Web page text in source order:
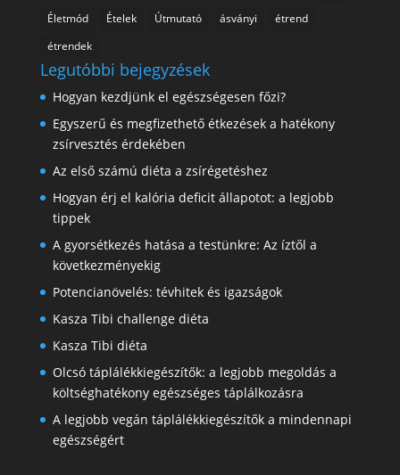
Életmód
Ételek Útmutató ásványi
étrend
étrendek
Legutóbbi bejegyzések
Hogyan kezdjünk el egészségesen főzi?
Egyszerű és megfizethető étkezések a hatékony
zsírvesztés érdekében
Az első számú diéta a zsírégetéshez
Hogyan érj el kalória deficit állapotot: a legjobb
tippek
A gyorsétkezés hatása a testünkre: Az íztől a
következményekig
Potencianövelés: tévhitek és igazságok
Kasza Tibi challenge diéta
Kasza Tibi diéta
Olcsó táplálékkiegészítők: a legjobb megoldás a
költséghatékony egészséges táplálkozásra
A legjobb vegán táplálékkiegészítők a mindennapi
egészségért